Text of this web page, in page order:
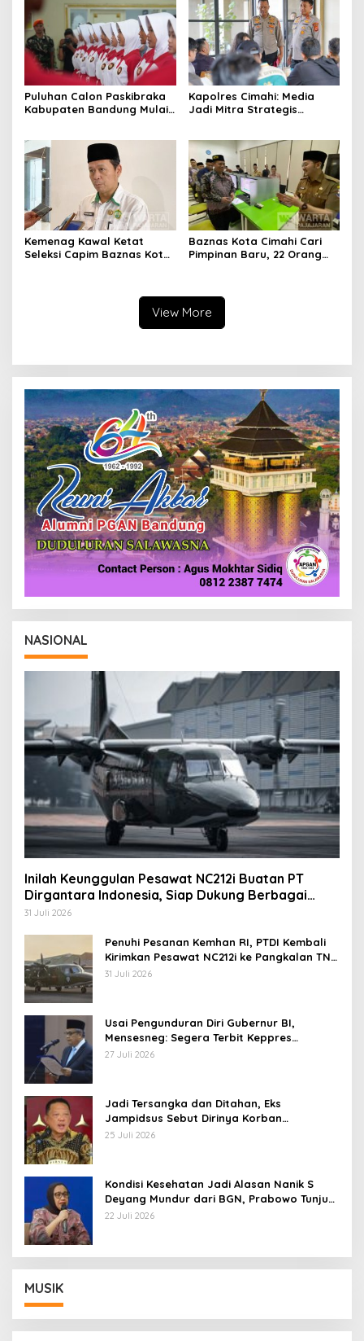
Daerah
Puluhan Calon Paskibraka
Kabupaten Bandung Mulai
Kapolres Cimahi: Media
Jadi Mitra Strategis
Kemenag Kawal Ketat
Seleksi Capim Baznas Kota
Baznas Kota Cimahi Cari
Pimpinan Baru, 22 Orang
View More
NASIONAL
Inilah Keunggulan Pesawat NC212i Buatan PT
Dirgantara Indonesia, Siap Dukung Berbagai
Operasi TNI
31 Juli 2026
Penuhi Pesanan Kemhan RI, PTDI Kembali
Kirimkan Pesawat NC212i ke Pangkalan TNI
AU
31 Juli 2026
Usai Pengunduran Diri Gubernur BI,
Mensesneg: Segera Terbit Keppres
Pemberhentian dengan Hormat
27 Juli 2026
Jadi Tersangka dan Ditahan, Eks
Jampidsus Sebut Dirinya Korban
Kriminalisasi
25 Juli 2026
Kondisi Kesehatan Jadi Alasan Nanik S
Deyang Mundur dari BGN, Prabowo Tunjuk
Wamentan Sudaryono
22 Juli 2026
MUSIK